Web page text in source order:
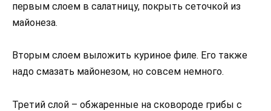
первым слоем в салатницу, покрыть сеточкой из
майонеза.
Вторым слоем выложить куриное филе. Его также
надо смазать майонезом, но совсем немного.
Третий слой – обжаренные на сковороде грибы с